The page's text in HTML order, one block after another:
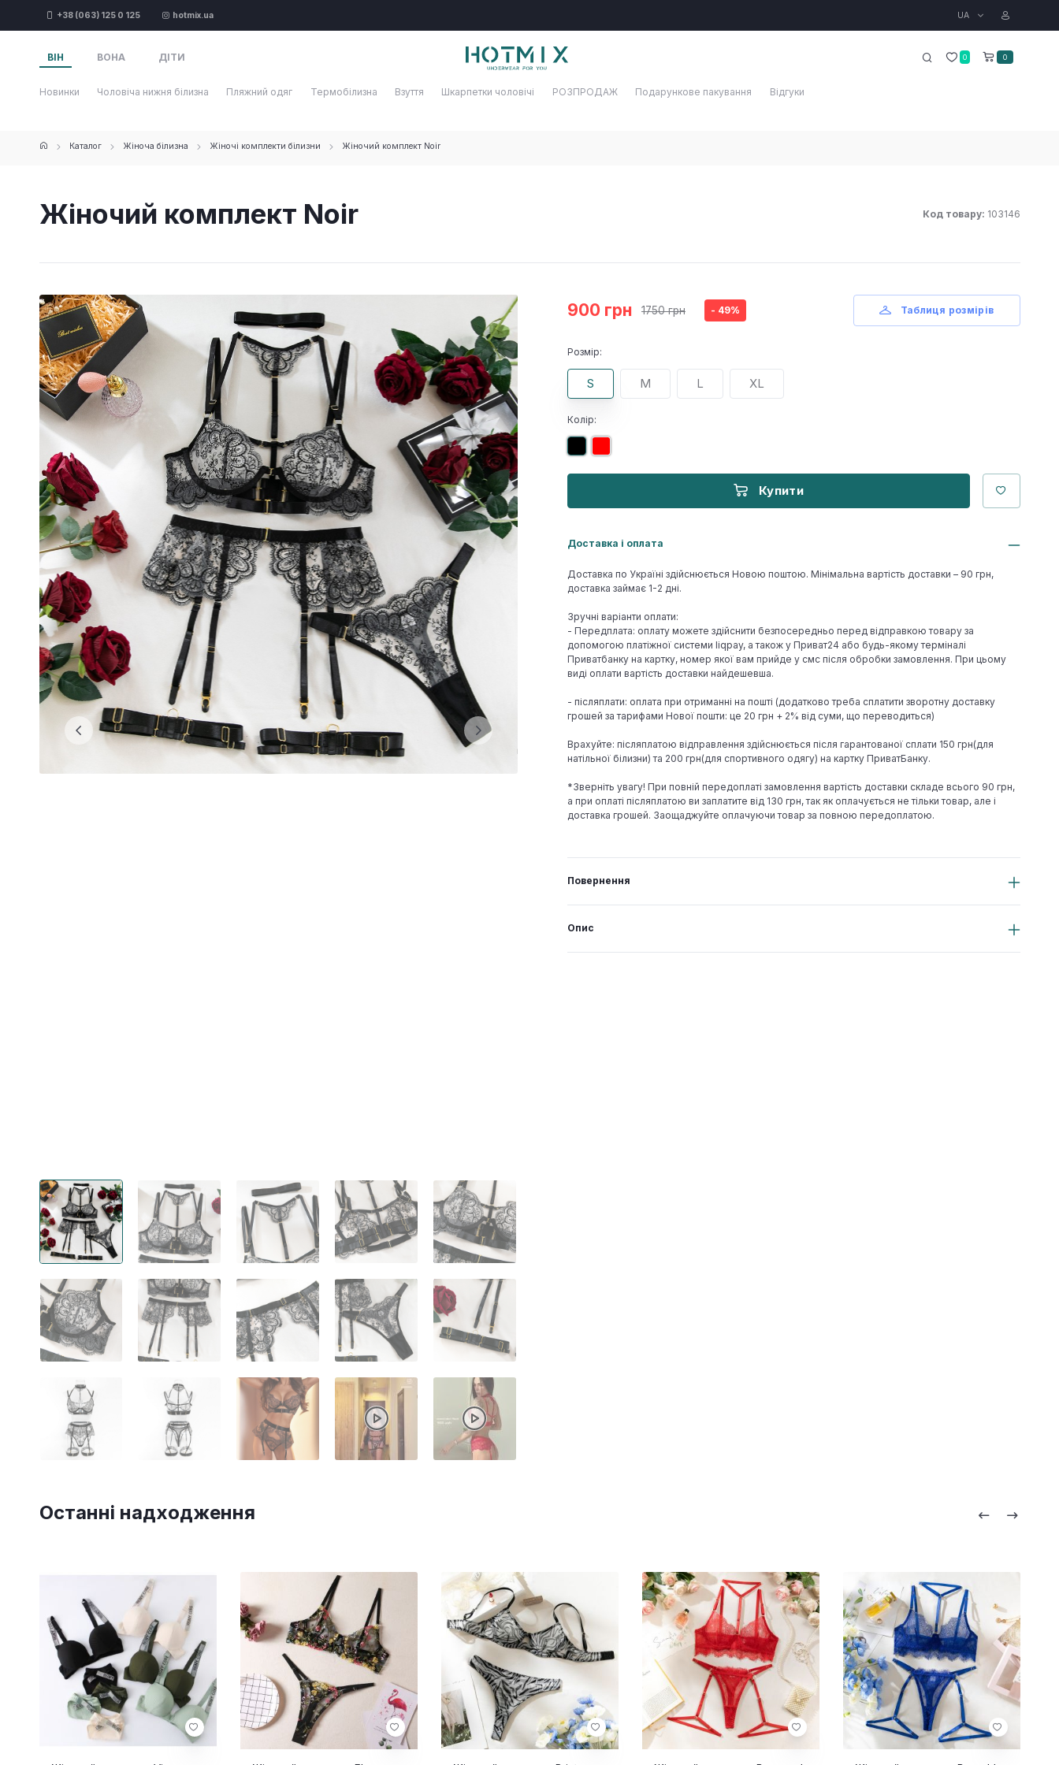
+38 (063) 125 0 125 hotmix.ua UA
ВІН ВОНА ДІТИ 0 0
Новинки Чоловіча нижня білизна Пляжний одяг Термобілизна Взуття Шкарпетки чоловічі РОЗПРОДАЖ Подарункове пакування Відгуки
Каталог Жіноча білизна Жіночі комплекти білизни Жіночий комплект Noir
Жіночий комплект Noir Код товару: 103146
900 грн 1750 грн - 49% Таблиця розмірів
Розмір:
S M L XL
Колір:
Купити
Доставка і оплата
Доставка по Україні здійснюється Новою поштою. Мінімальна вартість доставки – 90 грн,
доставка займає 1-2 дні.
Зручні варіанти оплати:
- Передплата: оплату можете здійснити безпосередньо перед відправкою товару за
допомогою платіжної системи liqpay, а також у Приват24 або будь-якому терміналі
Приватбанку на картку, номер якої вам прийде у смс після обробки замовлення. При цьому
виді оплати вартість доставки найдешевша.
- післяплати: оплата при отриманні на пошті (додатково треба сплатити зворотну доставку
грошей за тарифами Нової пошти: це 20 грн + 2% від суми, що переводиться)
Врахуйте: післяплатою відправлення здійснюється після гарантованої сплати 150 грн(для
натільної білизни) та 200 грн(для спортивного одягу) на картку ПриватБанку.
*Зверніть увагу! При повній передоплаті замовлення вартість доставки складе всього 90 грн,
а при оплаті післяплатою ви заплатите від 130 грн, так як оплачується не тільки товар, але і
доставка грошей. Заощаджуйте оплачуючи товар за повною передоплатою.
Повернення
Опис
Останні надходження